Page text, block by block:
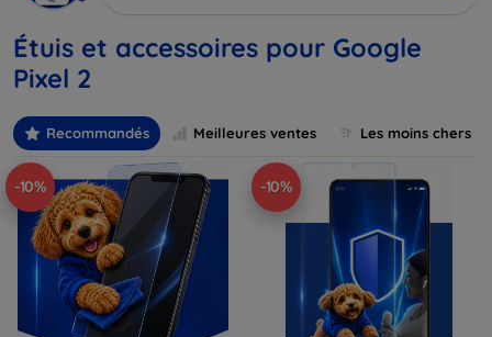
Étuis et accessoires pour Google
Pixel 2
Recommandés Meilleures ventes Les moins chers
-10% -10%